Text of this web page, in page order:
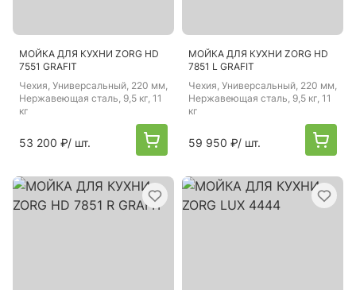
МОЙКА ДЛЯ КУХНИ ZORG HD
7551 GRAFIT
Чехия, Универсальный, 220 мм,
Нержавеющая сталь, 9,5 кг, 11
кг
53 200 ₽/ шт.
МОЙКА ДЛЯ КУХНИ ZORG HD
7851 L GRAFIT
Чехия, Универсальный, 220 мм,
Нержавеющая сталь, 9,5 кг, 11
кг
59 950 ₽/ шт.